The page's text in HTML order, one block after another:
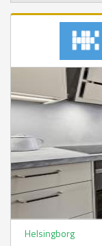
Helsingborg